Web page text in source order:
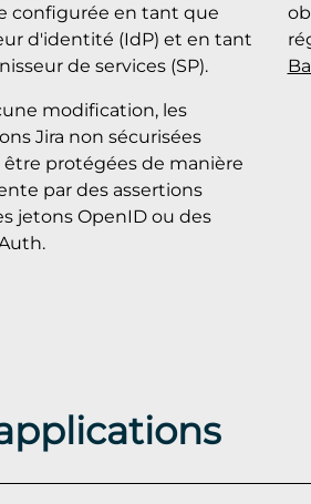
configurée en tant que
d'identité (IdP) et en tant
de services (SP).
modification, les
Jira non sécurisées
protégées de manière
par des assertions
jetons OpenID ou des